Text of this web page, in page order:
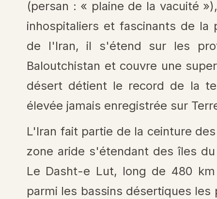
(persan : « plaine de la vacuité
inhospitaliers et fascinants de
de l'Iran, il s'étend sur les
Baloutchistan et couvre une
désert détient le record de la
élevée jamais enregistrée sur
L'Iran fait partie de la ceinture
zone aride s'étendant des îles
Le Dasht-e Lut, long de 480
parmi les bassins désertiques